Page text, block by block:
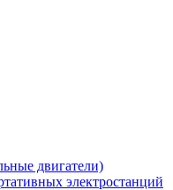
двигатели)
электростанций